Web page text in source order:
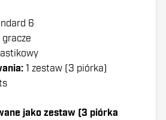
6
1 zestaw (3 piórka)
jako zestaw (3 piórka